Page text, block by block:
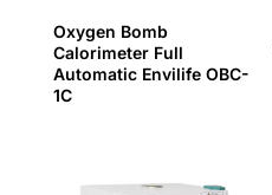
Oxygen Bomb
Calorimeter Full
Automatic Envilife OBC-
1C